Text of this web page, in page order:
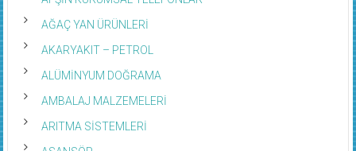
AFŞİN KURUMSAL TELEFONLAR
AĞAÇ YAN ÜRÜNLERİ
AKARYAKIT – PETROL
ALÜMİNYUM DOĞRAMA
AMBALAJ MALZEMELERİ
ARITMA SİSTEMLERİ